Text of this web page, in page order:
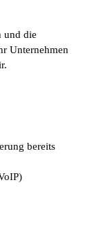
und die
Unternehmen
bereits